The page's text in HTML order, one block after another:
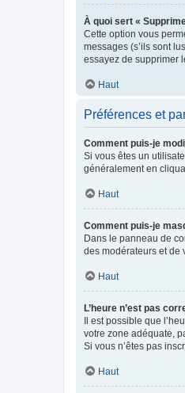
À quoi sert «
Cette option vous
messages (s’ils sont
essayez de supprimer
Haut
Préférences et
Comment puis-je
Si vous êtes un
généralement en
Haut
Comment puis-je
Dans le panneau de
des modérateurs et de
Haut
L’heure n’est pas
Il est possible que
votre zone adéquate,
Si vous n’êtes pas
Haut